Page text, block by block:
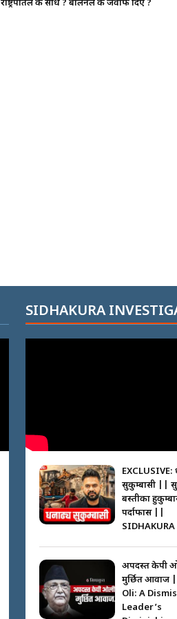
भाइचारा खलबलाउने कुनै पनि क्रियाकलापप्रति सरकार
SIDHAKURA
EXCLUSIVE:
सुकुम्बासी ||
बस्तीका
पर्दाफास ||
SIDHAKURA
अपदस्त केपी
मुर्छित आवाज
Oli: A
Leader’s